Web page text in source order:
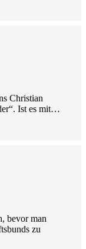
Christian
Ist es mit…
bevor man
zu